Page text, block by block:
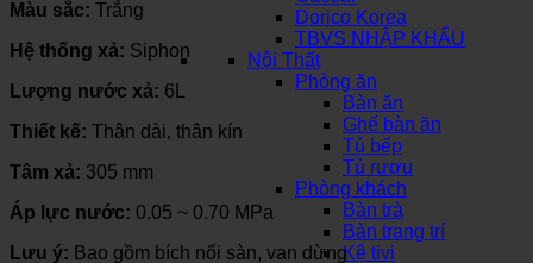
Dorico Korea
TBVS NHẬP KHẨU
Nội Thất
Phòng ăn
Bàn ăn
Ghế bàn ăn
Tủ bếp
Tủ rượu
Phòng khách
Bàn trà
Bàn trang trí
Kệ tivi
Màu sắc: Trắng
Hệ thống xả: Siphon
Lượng nước xả: 6L
Thiết kế: Thân dài, thân kín
Tâm xả: 305 mm
Áp lực nước: 0.05 ~ 0.70 MPa
Lưu ý: Bao gồm bích nối sàn, van dừng